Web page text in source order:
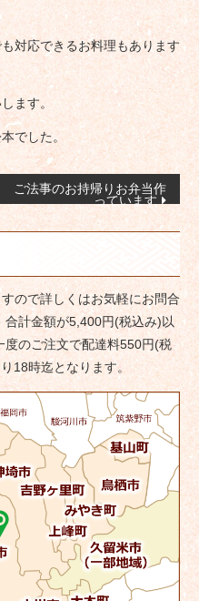
対応できるお料理もあります
ます。
でした。
ご法事のお持帰りお弁当作
っています
ので詳しくはお気軽にお問合
計金額が5,400円(税込み)以
のご注文で配達料550円(税
18時迄となります。